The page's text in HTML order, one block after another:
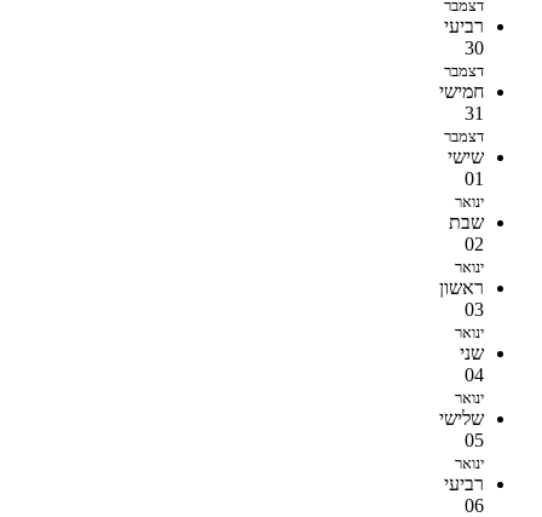
דצמבר
רביעי
30
דצמבר
חמישי
31
דצמבר
שישי
01
ינואר
שבת
02
ינואר
ראשון
03
ינואר
שני
04
ינואר
שלישי
05
ינואר
רביעי
06